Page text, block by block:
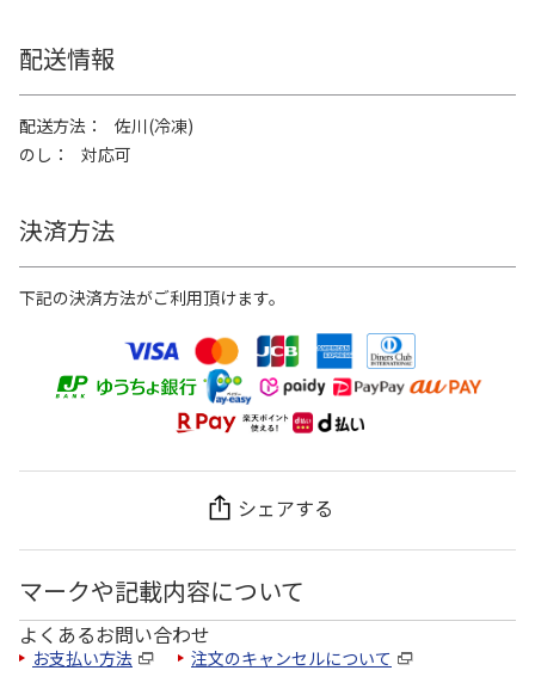
配送情報
配送方法
佐川(冷凍)
のし
対応可
決済方法
下記の決済方法がご利用頂けます。
シェアする
マークや記載内容について
よくあるお問い合わせ
お支払い方法 注文のキャンセルについて